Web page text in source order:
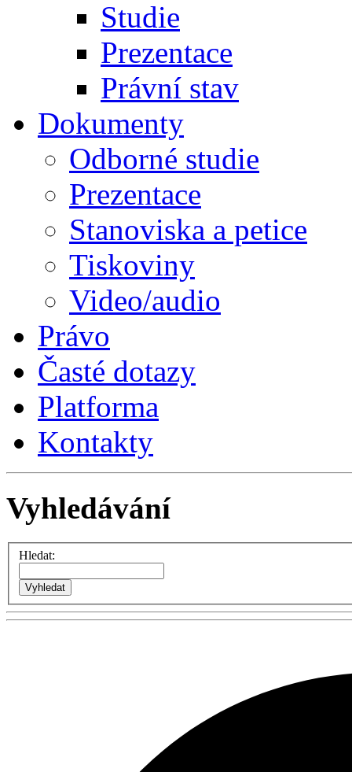
Studie
Prezentace
Právní stav
Dokumenty
Odborné studie
Prezentace
Stanoviska a petice
Tiskoviny
Video/audio
Právo
Časté dotazy
Platforma
Kontakty
Vyhledávání
Hledat: